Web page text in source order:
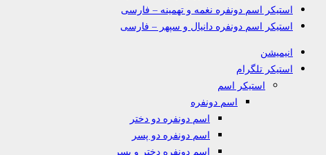
استیکر اسم دونفره نغمه و تهمینه – فارسی
استیکر اسم دونفره دانیال و سپهر – فارسی
انیمیشن
استیکر تلگرام
استیکر اسم
اسم دونفره
اسم دونفره دو دختر
اسم دونفره دو پسر
اسم دونفره دختر و پسر